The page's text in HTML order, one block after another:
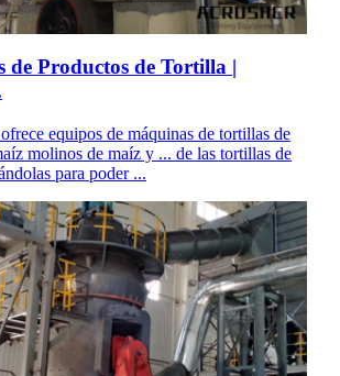
de Productos de Tortilla |
equipos de máquinas de tortillas de
molinos de maíz y ... de las tortillas de
para poder ...